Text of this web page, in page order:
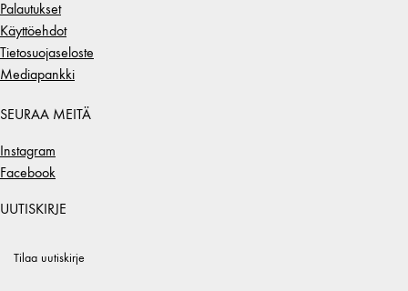
Palautukset
Käyttöehdot
Tietosuojaseloste
Mediapankki
SEURAA MEITÄ
Instagram
Facebook
UUTISKIRJE
Tilaa uutiskirje